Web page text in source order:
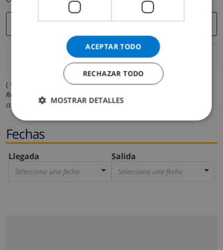
( * Los campos marcados con un asterisco son obligatorios )
Respetamos su privacidad. Sus datos personales no serán
compartidos con ninguna otra persona o empresa.
Fechas
Llegada
Selecciona una fecha
Salida
Selecciona una fecha
ACEPTAR TODO
RECHAZAR TODO
MOSTRAR DETALLES